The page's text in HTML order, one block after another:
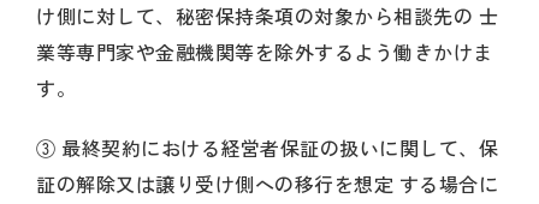
け側に対して、秘密保持条項の対象から相談先の 士
業等専門家や金融機関等を除外するよう働きかけま
す。
③ 最終契約における経営者保証の扱いに関して、保
証の解除又は譲り受け側への移行を想定 する場合に